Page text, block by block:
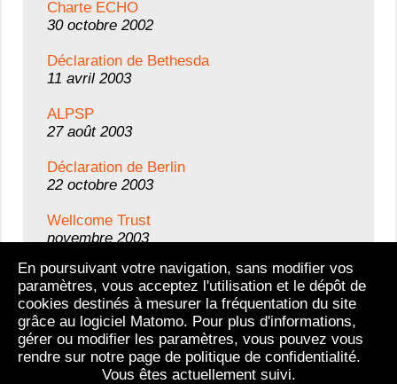
Charte ECHO
30 octobre 2002
Déclaration de Bethesda
11 avril 2003
ALPSP
27 août 2003
Déclaration de Berlin
22 octobre 2003
Wellcome Trust
novembre 2003
InterAcademy Panel
4 décembre 2003
Tous les textes
En poursuivant votre navigation, sans modifier vos
paramètres, vous acceptez l'utilisation et le dépôt de
cookies destinés à mesurer la fréquentation du site
grâce au logiciel Matomo. Pour plus d'informations,
gérer ou modifier les paramètres, vous pouvez vous
rendre sur notre page de politique de confidentialité.
Vous êtes actuellement suivi.